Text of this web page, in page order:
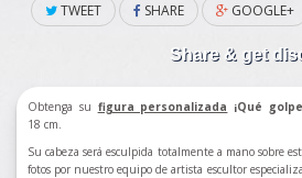
TWEET SHARE GOOGLE+
Share & get
Obtenga su figura personalizada ¡Qué
18 cm.
Su cabeza será esculpida totalmente a mano sobre
fotos por nuestro equipo de artista escultor